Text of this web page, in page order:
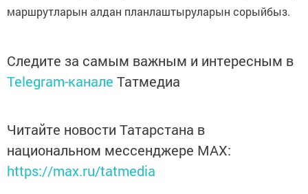
маршрутларын алдан планлаштыруларын сорыйбыз.
Следите за самым важным и интересным в
Telegram-канале Татмедиа
Читайте новости Татарстана в
национальном мессенджере MАХ:
https://max.ru/tatmedia